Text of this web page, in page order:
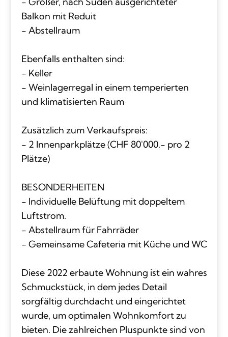
Balkon mit Reduit
- Abstellraum
Ebenfalls enthalten sind:
- Keller
- Weinlagerregal in einem temperierten
und klimatisierten Raum
Zusätzlich zum Verkaufspreis:
- 2 Innenparkplätze (CHF 80'000.- pro 2
Plätze)
BESONDERHEITEN
- Individuelle Belüftung mit doppeltem
Luftstrom.
- Abstellraum für Fahrräder
- Gemeinsame Cafeteria mit Küche und WC
Diese 2022 erbaute Wohnung ist ein wahres
Schmuckstück, in dem jedes Detail
sorgfältig durchdacht und eingerichtet
wurde, um optimalen Wohnkomfort zu
bieten. Die zahlreichen Pluspunkte sind von